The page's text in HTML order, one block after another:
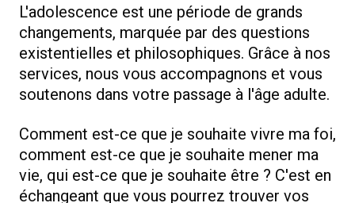
L'adolescence est une période de grands
changements, marquée par des questions
existentielles et philosophiques. Grâce à nos
services, nous vous accompagnons et vous
soutenons dans votre passage à l'âge adulte.
Comment est-ce que je souhaite vivre ma foi,
comment est-ce que je souhaite mener ma
vie, qui est-ce que je souhaite être ? C'est en
échangeant que vous pourrez trouver vos